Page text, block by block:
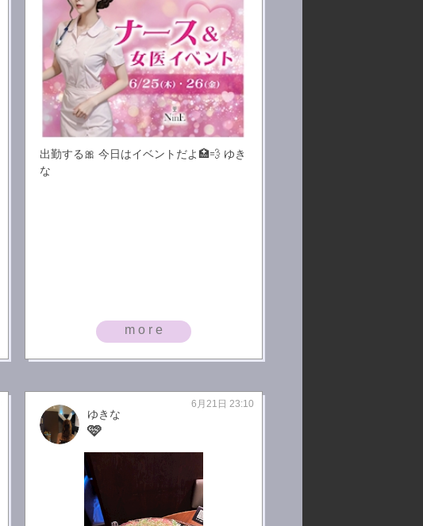
出勤する🎀 今日はイベントだよ🏥💨 ゆき
な
more
ゆきな
🩷
6月21日 23:10